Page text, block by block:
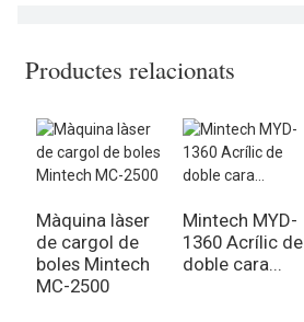
Productes relacionats
Màquina làser
de cargol de
boles Mintech
MC-2500
Mintech MYD-
1360 Acrílic de
doble cara...